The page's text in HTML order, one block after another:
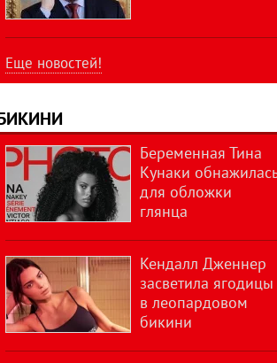
Еще новостей!
Беременная Тина
Кунаки обнажилась
для обложки
глянца
Кендалл Дженнер
засветила ягодицы
в леопардовом
бикини